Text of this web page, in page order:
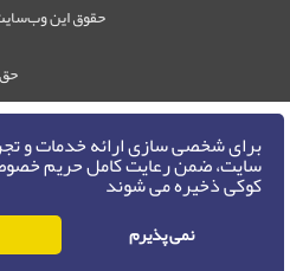
برای شخصی سازی ارائه خدمات و
سایت، ضمن رعایت کامل حریم
کوکی ذخیره می شوند
نمی پذیرم
حقوق این